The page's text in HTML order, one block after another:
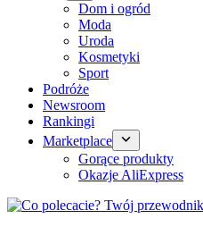
Dom i ogród
Moda
Uroda
Kosmetyki
Sport
Podróże
Newsroom
Rankingi
Marketplace
Gorące produkty
Okazje AliExpress